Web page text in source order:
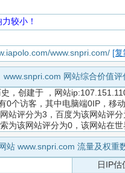
较小！
www.snpri.com/ [
www.snpri.com 网站综合价值评
，创建于
，网站
0个访客，其中电脑端0IP，移
站评分为3，百度为该网站评
为该网站评分为0，该网站在
网站 www.snpri.com 流量及权重
日IP估